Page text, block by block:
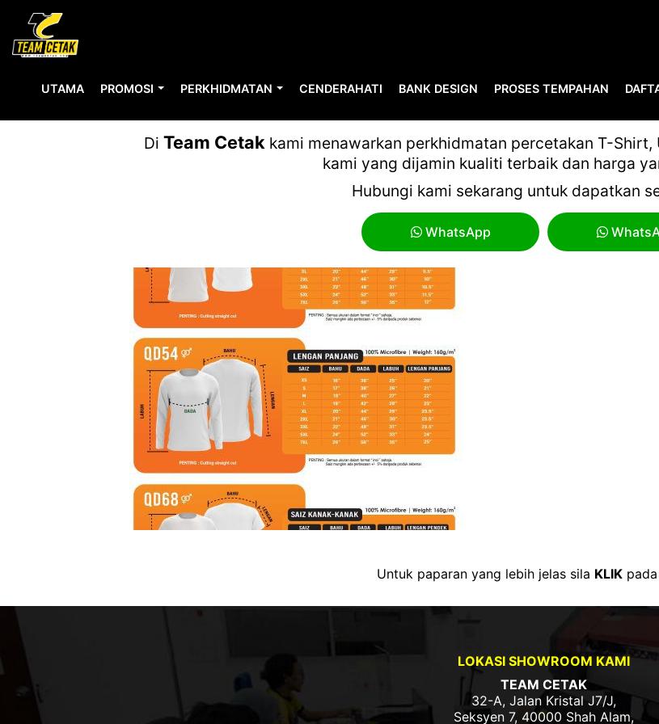
UTAMA PROMOSI PERKHIDMATAN CENDERAHATI BANK DESIGN PROSES TEMPAHAN
Di Team Cetakkami menawarkan perkhidmatan percetakan T-
kami yang dijamin kualiti terbaik dan harga
Hubungi kami sekarang untuk dapatkan
WhatsApp
Untuk paparan yang lebih jelas sila KLIKpada
LOKASI SHOWROOM KAMI
TEAM CETAK
32-A, Jalan Kristal J7/J,
Seksyen 7, 40000 Shah Alam,